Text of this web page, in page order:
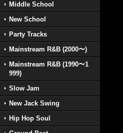
Middle School
New School
Party Tracks
Mainstream R&B (2000〜)
Mainstream R&B (1990〜1
999)
Slow Jam
New Jack Swing
Hip Hop Soul